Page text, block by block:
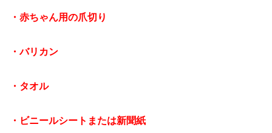
・赤ちゃん用の爪切り
・バリカン
・タオル
・ビニールシートまたは新聞紙